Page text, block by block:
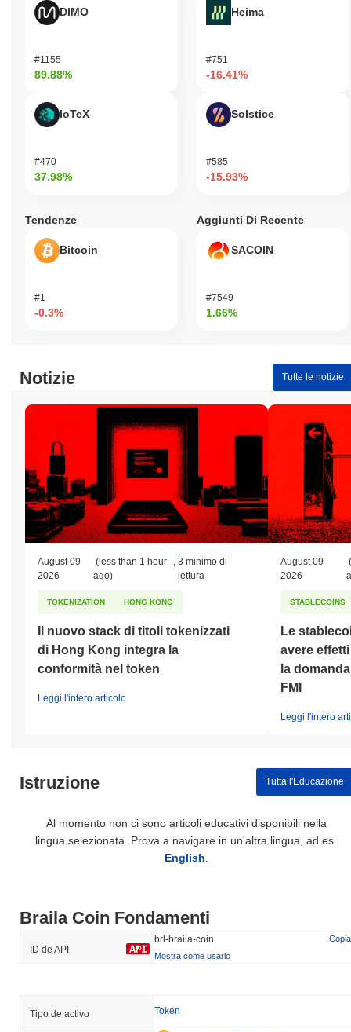
DIMO
#1155
89.88%
IoTeX
#470
37.98%
Heima
#751
-16.41%
Solstice
#585
-15.93%
Tendenze
Bitcoin
#1
-0.3%
Aggiunti Di Recente
SACOIN
#7549
1.66%
Notizie Tutte le notizie
August 09
2026
(less than 1 hour
ago)
3 minimo di
lettura
TOKENIZATION HONG KONG
Il nuovo stack di titoli tokenizzati
di Hong Kong integra la
conformità nel token
Leggi l'intero articolo
August 09
2026
STABLECOINS
Le
avere
la
FMI
Leggi l'intero
Istruzione Tutta l'Educazione
Al momento non ci sono articoli educativi disponibili nella
lingua selezionata. Prova a navigare in un'altra lingua, ad es.
English
Braila Coin Fondamenti
ID de API
brl-braila-coin
Copia
Mostra come usarlo
Tipo de activo Token